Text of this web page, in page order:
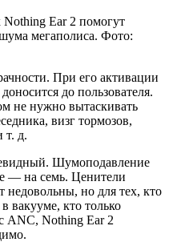
Ear 2 помогут
мегаполиса. Фото:
При его активации
до пользователя.
не нужно вытаскивать
визг тормозов,
т. д.
Шумоподавление
— на семь. Ценители
недовольны, но для тех, кто
вакууме, кто только
ANC, Nothing Ear 2